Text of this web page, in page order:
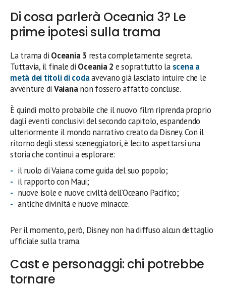
Di cosa parlerà Oceania 3? Le
prime ipotesi sulla trama
La trama di Oceania 3 resta completamente segreta.
Tuttavia, il finale di Oceania 2 e soprattutto la scena a
metà dei titoli di codaavevano già lasciato intuire che le
avventure di Vaiananon fossero affatto concluse.
È quindi molto probabile che il nuovo film riprenda proprio
dagli eventi conclusivi del secondo capitolo, espandendo
ulteriormente il mondo narrativo creato da Disney. Con il
ritorno degli stessi sceneggiatori, è lecito aspettarsi una
storia che continui a esplorare:
il ruolo di Vaiana come guida del suo popolo;
il rapporto con Maui;
nuove isole e nuove civiltà dell’Oceano Pacifico;
antiche divinità e nuove minacce.
Per il momento, però, Disney non ha diffuso alcun dettaglio
ufficiale sulla trama.
Cast e personaggi: chi potrebbe
tornare